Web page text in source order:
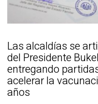
Las alcaldías se
del Presidente
entregando
acelerar la
años